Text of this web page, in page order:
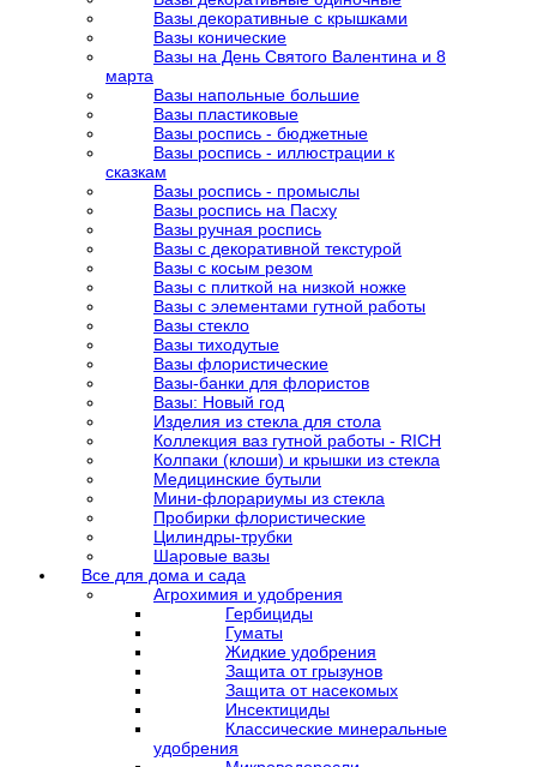
Вазы декоративные с крышками
Вазы конические
Вазы на День Святого Валентина и 8
марта
Вазы напольные большие
Вазы пластиковые
Вазы роспись - бюджетные
Вазы роспись - иллюстрации к
сказкам
Вазы роспись - промыслы
Вазы роспись на Пасху
Вазы ручная роспись
Вазы с декоративной текстурой
Вазы с косым резом
Вазы с плиткой на низкой ножке
Вазы с элементами гутной работы
Вазы стекло
Вазы тиходутые
Вазы флористические
Вазы-банки для флористов
Вазы: Новый год
Изделия из стекла для стола
Коллекция ваз гутной работы - RICH
Колпаки (клоши) и крышки из стекла
Медицинские бутыли
Мини-флорариумы из стекла
Пробирки флористические
Цилиндры-трубки
Шаровые вазы
Все для дома и сада
Агрохимия и удобрения
Гербициды
Гуматы
Жидкие удобрения
Защита от грызунов
Защита от насекомых
Инсектициды
Классические минеральные
удобрения